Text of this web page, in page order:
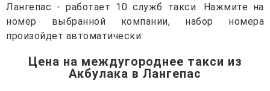
Лангепас - работает 10 служб такси. Нажмите на
номер выбранной компании, набор номера
произойдет автоматически.
Цена на междугороднее такси из
Акбулака в Лангепас